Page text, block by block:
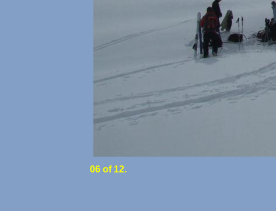
06 of 12.